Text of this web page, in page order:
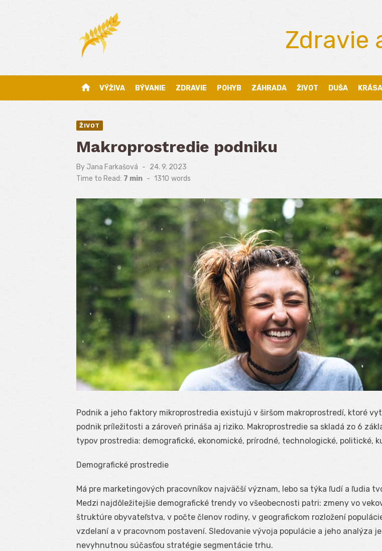
Zdravie
home VÝŽIVA BÝVANIE ZDRAVIE POHYB ZÁHRADA ŽIVOT DUŠA KRÁSA
ŽIVOT
Makroprostredie podniku
By Jana Farkašová
Posted
on
24. 9. 2023
Time to Read: 7 min - 1310 words
Podnik a jeho faktory mikroprostredia existujú v širšom makroprostredí, ktoré
podnik príležitosti a zároveň prináša aj riziko. Makroprostredie sa skladá zo 6
typov prostredia: demografické, ekonomické, prírodné, technologické, politické,
Demografické prostredie
Má pre marketingových pracovníkov najväčší význam, lebo sa týka ľudí a ľudia
Medzi najdôležitejšie demografické trendy vo všeobecnosti patri: zmeny vo
štruktúre obyvateľstva, v počte členov rodiny, v geografickom rozložení
vzdelaní a v pracovnom postavení. Sledovanie vývoja populácie a jeho analýza je
nevyhnutnou súčasťou stratégie segmentácie trhu.